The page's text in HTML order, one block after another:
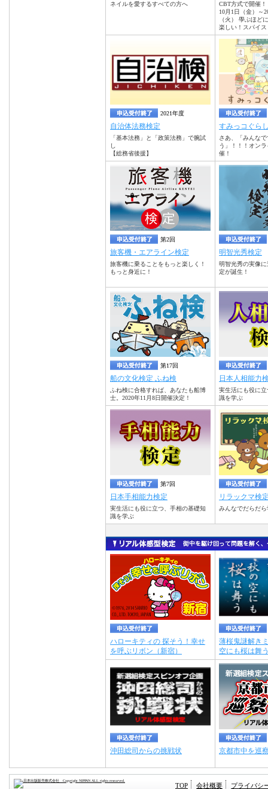
ネイルを愛するすべての方へ
CBT方式で開催
10月1日（金）～
（火） 學ぶほど
楽しい！スパイ
2021年度
自治体法務検定
「基本法務」と「政策法務」で腕試
し
【総務省後援】
すみっコぐら
さあ、「みんな
う」！！！オン
催！
第2回
旅客機・エアライン検定
旅客機に乗ることをもっと楽しく！
もっと身近に！
明智光秀検定
明智光秀の実像
定が誕生！
第17回
船の文化検定 ふね検
ふね検に合格すれば、あなたも船博
士。2020年11月8日開催決定！
日本人相能力
実生活にも役に
識を学ぶ
第7回
日本手相能力検定
実生活にも役に立つ、手相の基礎知
識を学ぶ
リラックマ検
みんなでだらだ
ハローキティの 探そう！幸せ
を呼ぶリボン（新宿）
薄桜鬼謎解き
空にも桜は舞
沖田総司からの挑戦状 京都市中を巡
TOP 会社概要 プライバシ